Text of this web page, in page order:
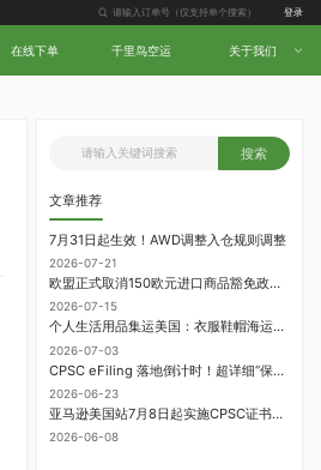
登录
在线下单 千里鸟空运 关于我们
搜索
文章推荐
7月31日起生效！AWD调整入仓规则调整
2026-07-21
欧盟正式取消150欧元进口商品豁免政策，每件加征3欧元进口关税
2026-07-15
个人生活用品集运美国：衣服鞋帽海运计费方式
2026-07-03
CPSC eFiling 落地倒计时！超详细“保姆级”实操指南来了！
2026-06-23
亚马逊美国站7月8日起实施CPSC证书电子申报要求，FBA受管制商品需提前申报
2026-06-08